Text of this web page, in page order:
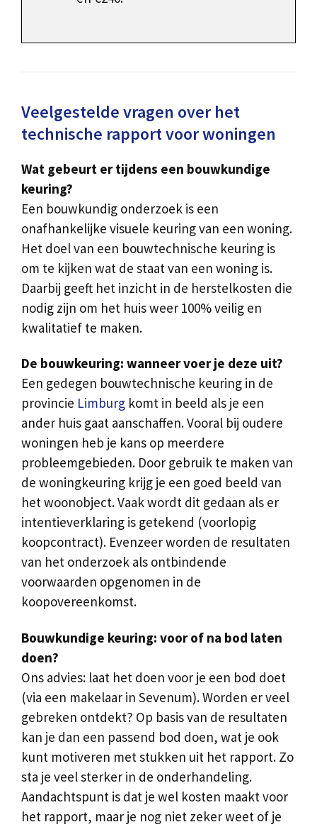
Veelgestelde vragen over het
technische rapport voor woningen
Wat gebeurt er tijdens een bouwkundige
keuring?
Een bouwkundig onderzoek is een
onafhankelijke visuele keuring van een woning.
Het doel van een bouwtechnische keuring is
om te kijken wat de staat van een woning is.
Daarbij geeft het inzicht in de herstelkosten die
nodig zijn om het huis weer 100% veilig en
kwalitatief te maken.
De bouwkeuring: wanneer voer je deze uit?
Een gedegen bouwtechnische keuring in de
provincie Limburg komt in beeld als je een
ander huis gaat aanschaffen. Vooral bij oudere
woningen heb je kans op meerdere
probleemgebieden. Door gebruik te maken van
de woningkeuring krijg je een goed beeld van
het woonobject. Vaak wordt dit gedaan als er
intentieverklaring is getekend (voorlopig
koopcontract). Evenzeer worden de resultaten
van het onderzoek als ontbindende
voorwaarden opgenomen in de
koopovereenkomst.
Bouwkundige keuring: voor of na bod laten
doen?
Ons advies: laat het doen voor je een bod doet
(via een makelaar in Sevenum). Worden er veel
gebreken ontdekt? Op basis van de resultaten
kan je dan een passend bod doen, wat je ook
kunt motiveren met stukken uit het rapport. Zo
sta je veel sterker in de onderhandeling.
Aandachtspunt is dat je wel kosten maakt voor
het rapport, maar je nog niet zeker weet of je